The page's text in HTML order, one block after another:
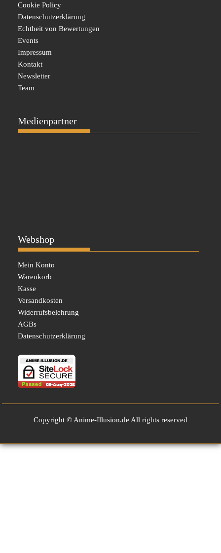
Cookie Policy
Datenschutzerklärung
Echtheit von Bewertungen
Events
Impressum
Kontakt
Newsletter
Team
Medienpartner
Webshop
Mein Konto
Warenkorb
Kasse
Versandkosten
Widerrufsbelehrung
AGBs
Datenschutzerklärung
Copyright © Anime-Illusion.de All rights reserved